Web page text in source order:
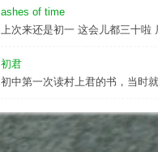
ashes of time
上次来还是初一 这会儿都三十啦
初君
初中第一次读村上君的书，当时